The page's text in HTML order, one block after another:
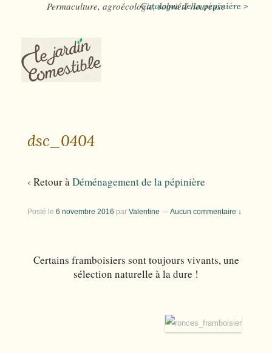
Permaculture, agroécologie, sobriété heureuse
Catalogue de la pépinière >
dsc_0404
‹ Retour àDéménagement de la pépinière
Posté le 6 novembre 2016 par Valentine —Aucun commentaire ↓
Certains framboisiers sont toujours vivants, une
sélection naturelle à la dure !